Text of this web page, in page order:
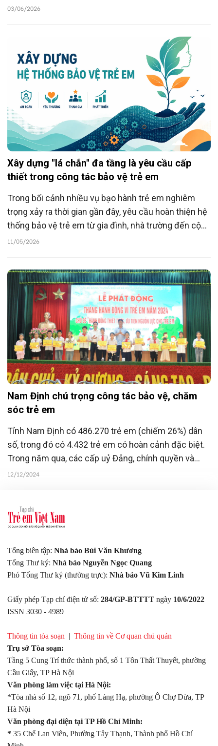
xin ăn và các đối tượng cần được bảo vệ khẩn cấp.
trẻ em và người yếu thế đi xin ăn nhằm trục lợi.
03/06/2026
Xây dựng "lá chắn" đa tầng là yêu cầu cấp
thiết trong công tác bảo vệ trẻ em
Trong bối cảnh nhiều vụ bạo hành trẻ em nghiêm
trọng xảy ra thời gian gần đây, yêu cầu hoàn thiện hệ
thống bảo vệ trẻ em từ gia đình, nhà trường đến cộng
đồng trở nên cấp thiết hơn bao giờ hết. Để trẻ em
can thiệp và hỗ trợ của các cơ quan chức năng.
11/05/2026
Nam Định chú trọng công tác bảo vệ, chăm
sóc trẻ em
Tỉnh Nam Định có 486.270 trẻ em (chiếm 26%) dân
số, trong đó có 4.432 trẻ em có hoàn cảnh đặc biệt.
Trong năm qua, các cấp uỷ Đảng, chính quyền và
nhân dân trong tỉnh tiếp tục quan tâm và tạo điều
12/12/2024
Tổng biên tập: Nhà báo Bùi Văn Khương
Tổng Thư ký: Nhà báo Nguyễn Ngọc Quang
Phó Tổng Thư ký (thường trực): Nhà báo Vũ Kim Linh
Giấy phép Tạp chí điện tử số: 284/GP-BTTTT ngày 10/6/2022
ISSN 3030 - 4989
Thông tin tòa soạn | Thông tin về Cơ quan chủ quản
Trụ sở Tòa soạn:
Tầng 5 Cung Trí thức thành phố, số 1 Tôn Thất Thuyết, phường
Cầu Giấy, TP Hà Nội
Văn phòng làm việc tại Hà Nội:
*Tòa nhà số 12, ngõ 71, phố Láng Hạ, phường Ô Chợ Dừa, TP
Hà Nội
Văn phòng đại diện tại TP Hồ Chí Minh:
* 35 Chế Lan Viên, Phường Tây Thạnh, Thành phố Hồ Chí